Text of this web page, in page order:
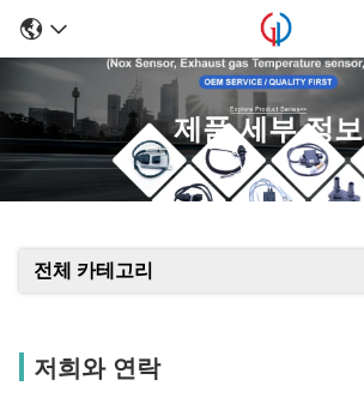
제품 세부 정보
전체 카테고리
저희와 연락